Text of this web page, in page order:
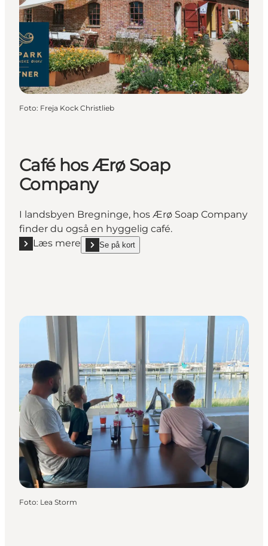
Foto: Freja Kock Christlieb
Café hos Ærø Soap
Company
I landsbyen Bregninge, hos Ærø Soap Company
finder du også en hyggelig café.
Læs mere
Læs mere "Café hos Ærø Soap Company"
Se på kort
show Café hos Ærø Soap Company on_map
Foto: Lea Storm